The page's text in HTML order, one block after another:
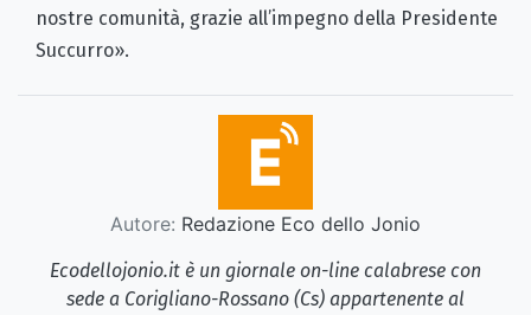
nostre comunità, grazie all’impegno della Presidente
Succurro».
Autore: Redazione Eco dello Jonio
Ecodellojonio.it è un giornale on-line calabrese con
sede a Corigliano-Rossano (Cs) appartenente al